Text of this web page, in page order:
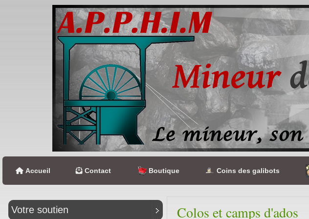
Accueil Contact Boutique Coins des galibots
Votre soutien Colos et camps d'ados